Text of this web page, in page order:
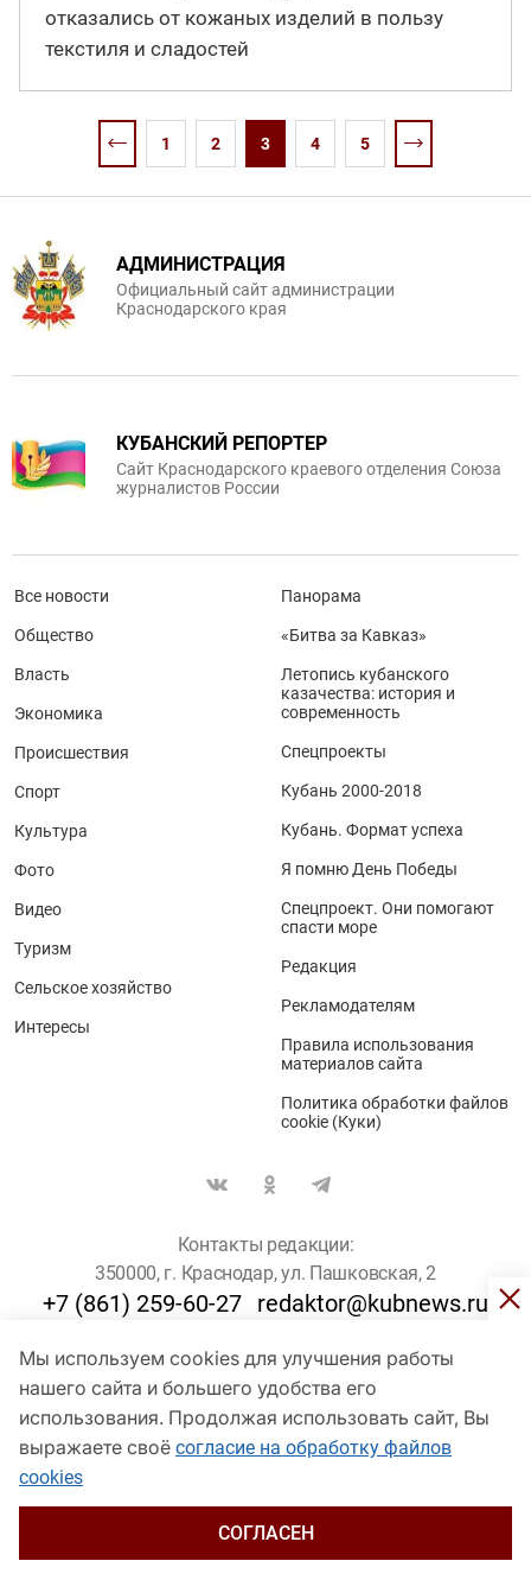
отказались от кожаных изделий в пользу
текстиля и сладостей
1 2 3 4 5
Мы используем cookies для улучшения работы
нашего сайта и большего удобства его
использования. Продолжая использовать сайт, Вы
выражаете своё согласие на обработку файлов
cookies
СОГЛАСЕН
АДМИНИСТРАЦИЯ
Официальный сайт администрации
Краснодарского края
КУБАНСКИЙ РЕПОРТЕР
Сайт Краснодарского краевого отделения Союза
журналистов России
Все новости
Общество
Власть
Экономика
Происшествия
Спорт
Культура
Фото
Видео
Туризм
Сельское хозяйство
Интересы
Панорама
«Битва за Кавказ»
Летопись кубанского
казачества: история и
современность
Спецпроекты
Кубань 2000-2018
Кубань. Формат успеха
Я помню День Победы
Спецпроект. Они помогают
спасти море
Редакция
Рекламодателям
Правила использования
материалов сайта
Политика обработки файлов
cookie (Куки)
Контакты редакции:
350000, г. Краснодар, ул. Пашковская, 2
+7 (861) 259-60-27 redaktor@kubnews.ru
Для пользователей старше 16 лет
© Кубанские Новости, 2017
Сетевое издание «kubnews» зарегистрировано Федеральной
службой по надзору в сфере связи, информационных технологий
и массовых коммуникаций (Роскомнадзор). Регистрационный
Пашковская, 2). Главный редактор – Филиппов О. Ю.